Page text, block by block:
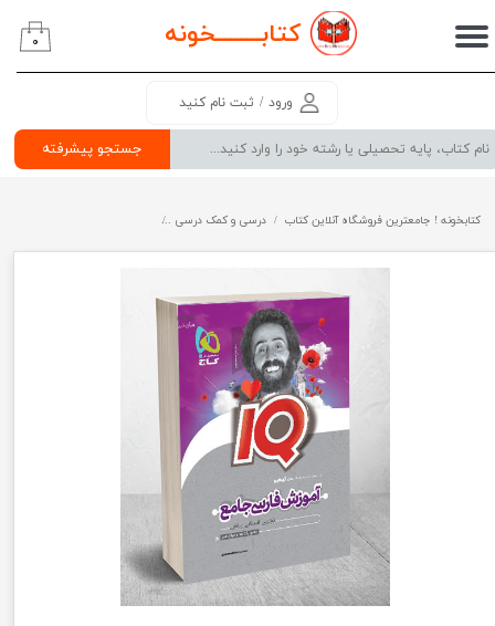
کتابــــــــخونه
جستجو پیشرفته
ورود / ثبت نام کنید
حساب کاربری من
سفارشات
۰
کتابخونه ! جامعترین فروشگاه آنلاین کتاب درسی و کمک درسی